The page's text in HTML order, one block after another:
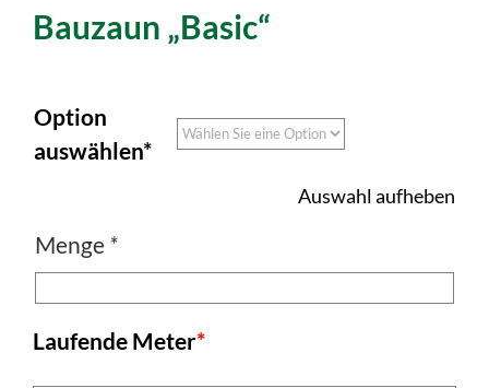
Bauzaun „basic“
Option
auswählen*
Auswahl aufheben
Menge *
Laufende Meter*